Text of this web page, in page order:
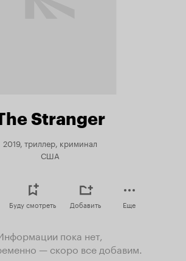
Stranger
2019, триллер, криминал
США
Буду смотреть Добавить Еще
пока нет,
— скоро все добавим.